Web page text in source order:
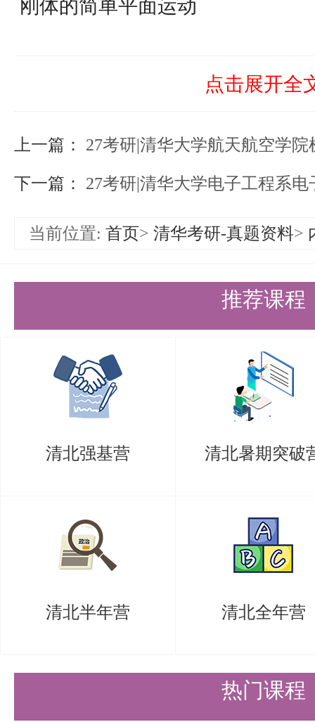
刚体的简单平面运动
和加速度的计算是刚体平面运动
准确计算刚体内各点的速度和加
运动状态和解决相关问题具有重
牛顿三定律是动力学的核心，考
握质点动力学的求解方法，是解
过列写微分方程，可以描述质点
律，进而求解质点的运动状态。
动量定理和动量矩定理
基本概念。熟练掌握动量定理、
用，能够运用这些定理解决实际
心运动守恒定律也是重要内容，
动量矩和动量矩定理同样重要。
点击展开全
上一篇： 27考研|清华大学航天航空学院机
下一篇： 27考研|清华大学电子工程系电子
当前位置: 首页> 清华考研-真题资料>
推荐课程
清北强基营 清北暑期突破
清北半年营 清北全年营
热门课程